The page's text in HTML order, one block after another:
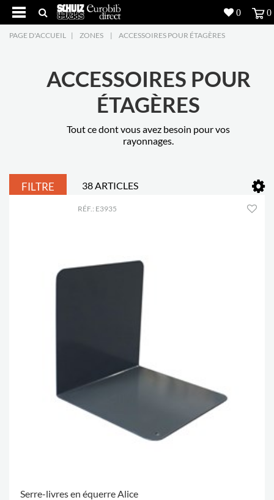
5
Produits
Réalisations
Contact
PAGE D'ACCUEIL | ZONES | ACCESSOIRES POUR ÉTAGÈRES
ACCESSOIRES POUR
ÉTAGÈRES
Tout ce dont vous avez besoin pour vos
rayonnages.
FILTRE 38 ARTICLES
RÉF.: E3935
Serre-livres en équerre Alice
0 0